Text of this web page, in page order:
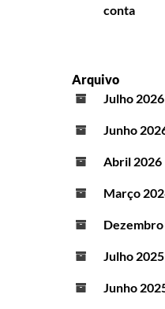
conta
Arquivo
Julho 2026
Junho
Abril 2026
Março
Julho 2025
Junho